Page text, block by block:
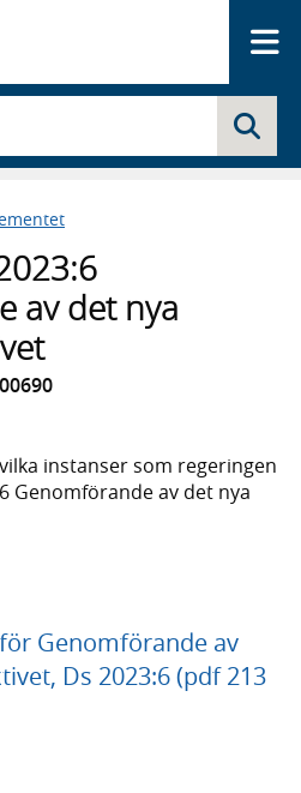
av det nya
instanser som regeringen
Genomförande av det nya
Genomförande av
Ds 2023:6 (pdf 213